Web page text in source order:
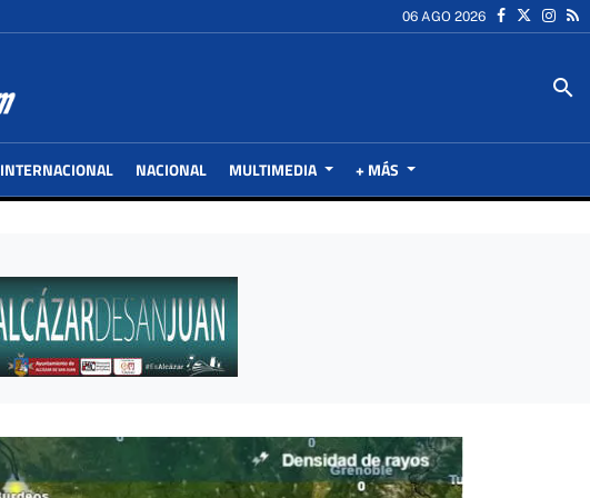
06 AGO 2026
search
INTERNACIONAL NACIONAL MULTIMEDIA + MÁS